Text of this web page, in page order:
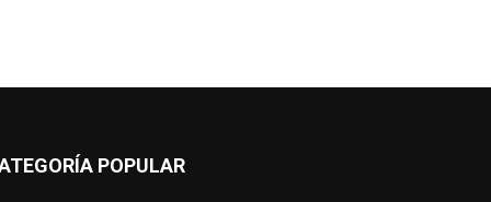
POPULAR